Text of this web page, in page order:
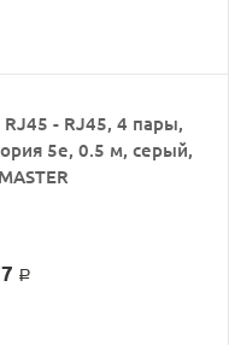
RJ45 - RJ45, 4 пары,
5е, 0.5 м, серый,
Р